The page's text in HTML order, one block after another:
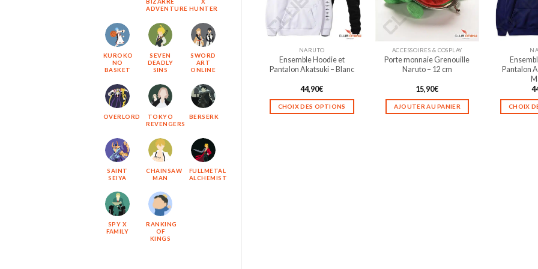
ADVENTURE HUNTER
KUROKO
NO
BASKET
SEVEN
DEADLY
SINS
SWORD
ART
ONLINE
OVERLORD
TOKYO
REVENGERS
BERSERK
SAINT
SEIYA
CHAINSAW
MAN
FULLMETAL
ALCHEMIST
SPY X
FAMILY
RANKING
OF
KINGS
peuvent
être
choisies
la
page
produit
NARUTO
Ensemble Hoodie et
Pantalon Akatsuki – Blanc
44,90€
CHOIX DES OPTIONS
ACCESSOIRES & COSPLAY
Porte monnaie Grenouille
Naruto – 12 cm
15,90€
AJOUTER AU PANIER
Pantalon
CHOIX